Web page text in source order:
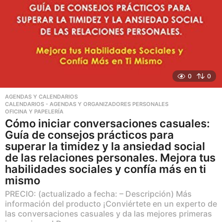
0 0
AGENDAS Y CALENDARIOS
CALENDARIOS - AGENDAS Y ORGANIZADORES PERSONALES
OFICINA Y PAPELERÍA
Cómo iniciar conversaciones casuales:
Guía de consejos prácticos para
superar la timidez y la ansiedad social
de las relaciones personales. Mejora tus
habilidades sociales y confía más en ti
mismo
PRECIO: (actualizado a fecha: – Descripción) Más
información del producto ¡Conviértete en un experto de
las conversaciones casuales y da las mejores primeras